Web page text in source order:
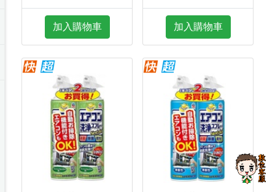
加入購物車 加入購物車